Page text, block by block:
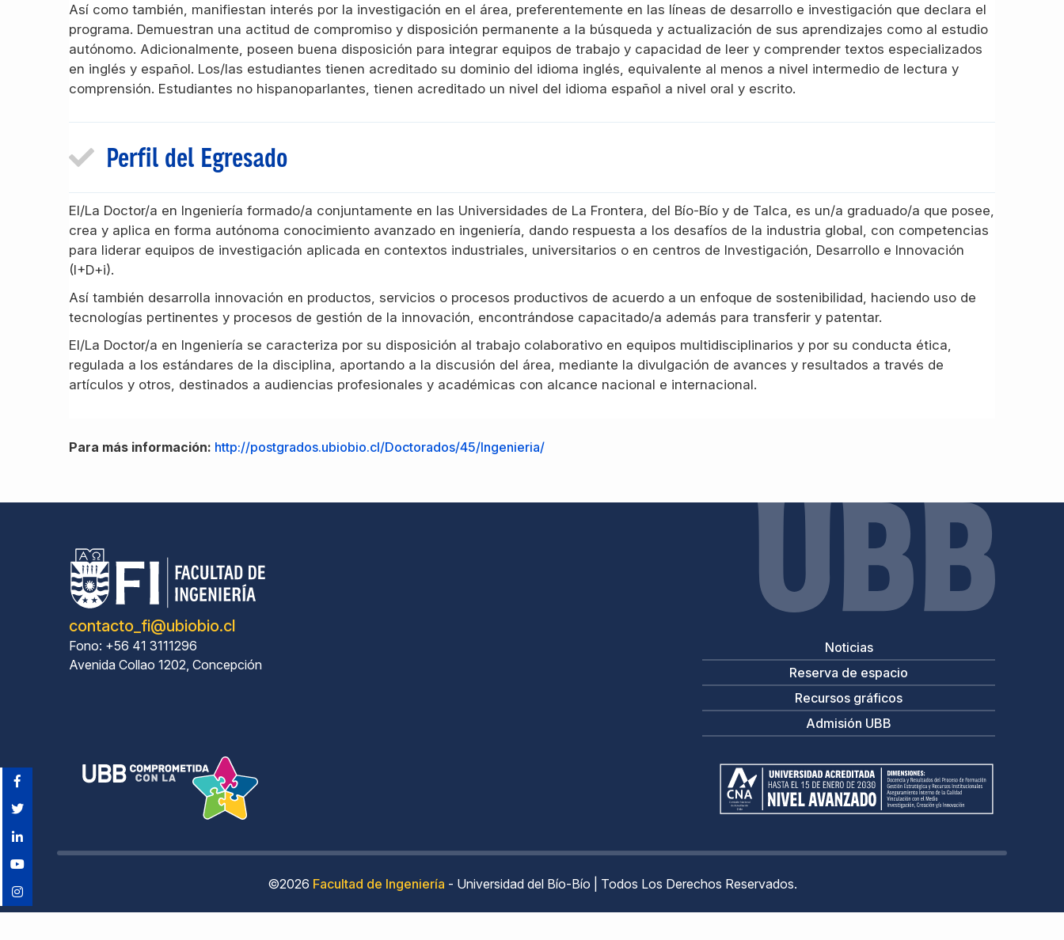
Así como también, manifiestan interés por la investigación en el área, preferentemente en las líneas de desarrollo e investigación que declara el
programa. Demuestran una actitud de compromiso y disposición permanente a la búsqueda y actualización de sus aprendizajes como al estudio
autónomo. Adicionalmente, poseen buena disposición para integrar equipos de trabajo y capacidad de leer y comprender textos especializados
en inglés y español. Los/las estudiantes tienen acreditado su dominio del idioma inglés, equivalente al menos a nivel intermedio de lectura y
comprensión. Estudiantes no hispanoparlantes, tienen acreditado un nivel del idioma español a nivel oral y escrito.
Perfil del Egresado
El/La Doctor/a en Ingeniería formado/a conjuntamente en las Universidades de La Frontera, del Bío-Bío y de Talca, es un/a graduado/a que posee,
crea y aplica en forma autónoma conocimiento avanzado en ingeniería, dando respuesta a los desafíos de la industria global, con competencias
para liderar equipos de investigación aplicada en contextos industriales, universitarios o en centros de Investigación, Desarrollo e Innovación
(I+D+i).
Así también desarrolla innovación en productos, servicios o procesos productivos de acuerdo a un enfoque de sostenibilidad, haciendo uso de
tecnologías pertinentes y procesos de gestión de la innovación, encontrándose capacitado/a además para transferir y patentar.
El/La Doctor/a en Ingeniería se caracteriza por su disposición al trabajo colaborativo en equipos multidisciplinarios y por su conducta ética,
regulada a los estándares de la disciplina, aportando a la discusión del área, mediante la divulgación de avances y resultados a través de
artículos y otros, destinados a audiencias profesionales y académicas con alcance nacional e internacional.
Para más información: http://postgrados.ubiobio.cl/Doctorados/45/Ingenieria/
contacto_fi@ubiobio.cl
Fono: +56 41 3111296
Avenida Collao 1202, Concepción
Noticias
Reserva de espacio
Recursos gráficos
Admisión UBB
©2026 Facultad de Ingeniería - Universidad del Bío-Bío | Todos Los Derechos Reservados.